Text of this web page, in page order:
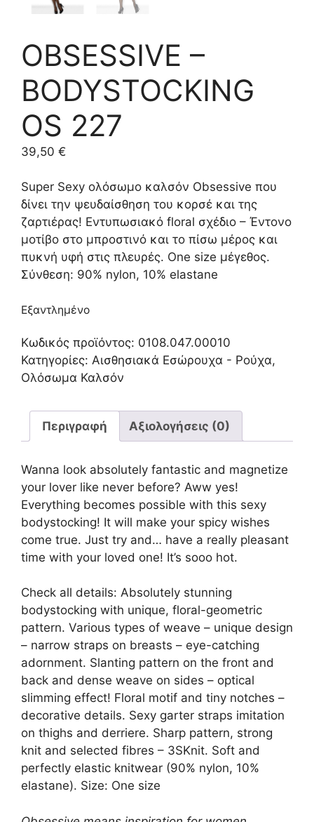
OBSESSIVE –
BODYSTOCKING
OS 227
39,50 €
Super Sexy ολόσωμο καλσόν Obsessive που
δίνει την ψευδαίσθηση του κορσέ και της
ζαρτιέρας! Εντυπωσιακό floral σχέδιο – Έντονο
μοτίβο στο μπροστινό και το πίσω μέρος και
πυκνή υφή στις πλευρές. One size μέγεθος.
Σύνθεση: 90% nylon, 10% elastane
Εξαντλημένο
Κωδικός προϊόντος: 0108.047.00010
Κατηγορίες: Αισθησιακά Εσώρουχα - Ρούχα,
Ολόσωμα Καλσόν
Περιγραφή Αξιολογήσεις (0)
Wanna look absolutely fantastic and magnetize
your lover like never before? Aww yes!
Everything becomes possible with this sexy
bodystocking! It will make your spicy wishes
come true. Just try and… have a really pleasant
time with your loved one! It’s sooo hot.
Check all details: Absolutely stunning
bodystocking with unique, floral-geometric
pattern. Various types of weave – unique design
– narrow straps on breasts – eye-catching
adornment. Slanting pattern on the front and
back and dense weave on sides – optical
slimming effect! Floral motif and tiny notches –
decorative details. Sexy garter straps imitation
on thighs and derriere. Sharp pattern, strong
knit and selected fibres – 3SKnit. Soft and
perfectly elastic knitwear (90% nylon, 10%
elastane). Size: One size